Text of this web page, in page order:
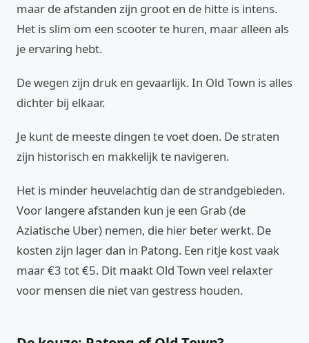
maar de afstanden zijn groot en de hitte is intens.
Het is slim om een scooter te huren, maar alleen als
je ervaring hebt.
De wegen zijn druk en gevaarlijk. In Old Town is alles
dichter bij elkaar.
Je kunt de meeste dingen te voet doen. De straten
zijn historisch en makkelijk te navigeren.
Het is minder heuvelachtig dan de strandgebieden.
Voor langere afstanden kun je een Grab (de
Aziatische Uber) nemen, die hier beter werkt. De
kosten zijn lager dan in Patong. Een ritje kost vaak
maar €3 tot €5. Dit maakt Old Town veel relaxter
voor mensen die niet van gestress houden.